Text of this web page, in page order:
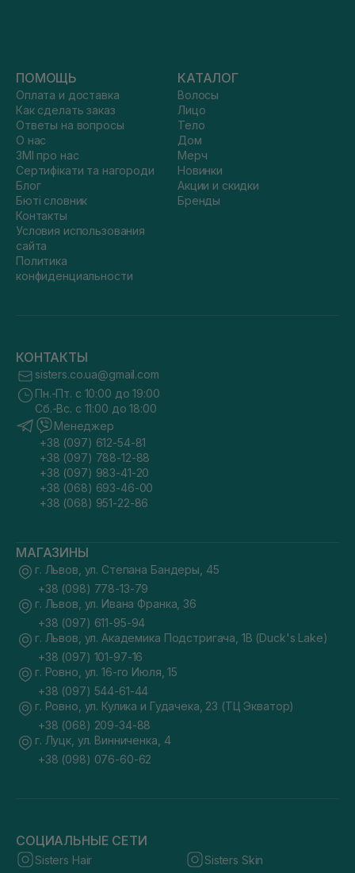
ПОМОЩЬ
Оплата и доставка
Как сделать заказ
Ответы на вопросы
О нас
ЗМІ про нас
Сертифікати та нагороди
Блог
Бюті словник
Контакты
Условия использования
сайта
Политика
конфиденциальности
КАТАЛОГ
Волосы
Лицо
Тело
Дом
Мерч
Новинки
Акции и скидки
Бренды
КОНТАКТЫ
sisters.co.ua@gmail.com
Пн.-Пт. с 10:00 до 19:00
Сб.-Вс. с 11:00 до 18:00
Менеджер
+38 (097) 612-54-81
+38 (097) 788-12-88
+38 (097) 983-41-20
+38 (068) 693-46-00
+38 (068) 951-22-86
МАГАЗИНЫ
г. Львов, ул. Степана Бандеры, 45
+38 (098) 778-13-79
г. Львов, ул. Ивана Франка, 36
+38 (097) 611-95-94
г. Львов, ул. Академика Подстригача, 1В (Duck's Lake)
+38 (097) 101-97-16
г. Ровно, ул. 16-го Июля, 15
+38 (097) 544-61-44
г. Ровно, ул. Кулика и Гудачека, 23 (ТЦ Экватор)
+38 (068) 209-34-88
г. Луцк, ул. Винниченка, 4
+38 (098) 076-60-62
СОЦИАЛЬНЫЕ СЕТИ
Sisters Hair Sisters Skin